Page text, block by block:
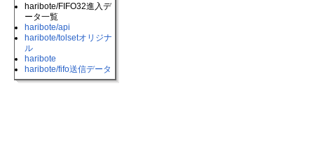
haribote/​FIFO32進入デ
ータ一覧
haribote​/api
haribote​/tolsetオリジナ
ル
haribote
haribote​/fifo送信データ